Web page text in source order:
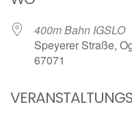
400m Bahn IGSLO
Speyerer Straße,
67071